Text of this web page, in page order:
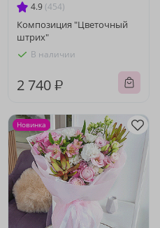
4.9 (454)
Композиция "Цветочный
штрих"
В наличии
2 740 ₽
Новинка